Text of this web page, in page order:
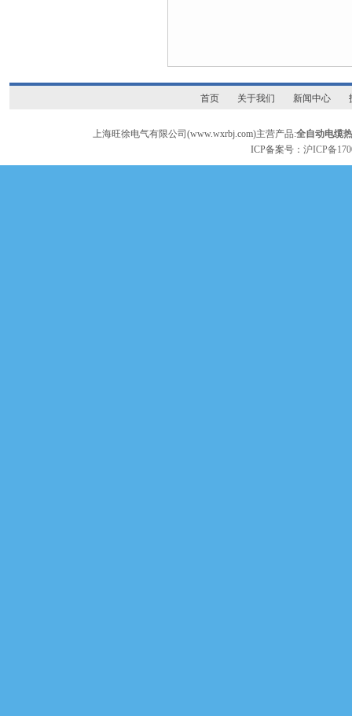
首页 关于我们 新闻中心
上海旺徐电气有限公司(www.wxrbj.com)主营产品:全自动电缆
ICP备案号：沪ICP备